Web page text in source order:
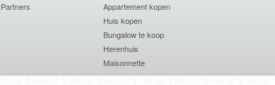
Partners
Appartement kopen
Huis kopen
Bungalow te koop
Herenhuis
Maisonnette